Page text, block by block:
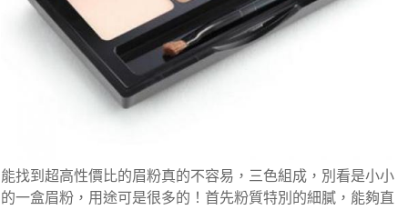
能找到超高性價比的眉粉真的不容易，三色組成，別看是小小
的一盒眉粉，用途可是很多的！首先粉質特別的細膩，能夠直